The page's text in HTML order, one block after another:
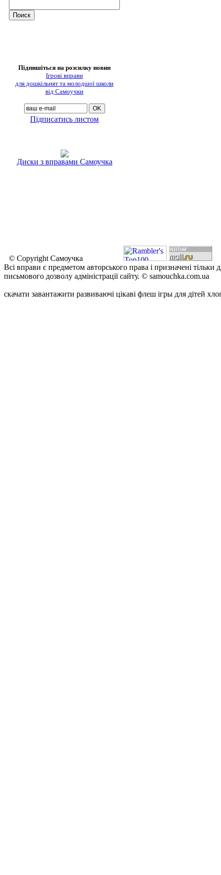
Підпишіться на розсилку новин
Ігрові вправи
для дошкільнят та молодшої школи
від Самоучки
Підписатись листом
Диски з вправами Самоучка
© Copyright Самоучка
Всі вправи є предметом авторського права і призначені
письмового дозволу адміністрації сайту. © samouchka.com.ua
скачати завантажити развиваючі цікаві флеш ігры для дітей